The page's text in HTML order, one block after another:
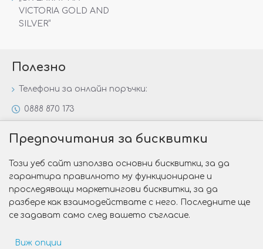
VICTORIA GOLD AND
SILVER“
Полезно
Телефони за онлайн поръчки:
0888 870 173
Специални предложения
Защо да изберете Victoria Gold&Silver?
Как да изберем годежен пръстен?
Предпочитания за бисквитки
Този уеб сайт използва основни бисквитки, за да
гарантира правилното му функциониране и
проследяващи маркетингови бисквитки, за да
разбере как взаимодействате с него. Последните ще
се задават само след вашето съгласие.
Виж опции